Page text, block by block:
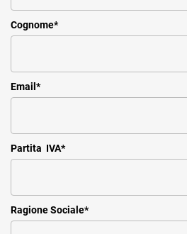
Cognome*
Email *
Partita IVA*
Ragione Sociale*